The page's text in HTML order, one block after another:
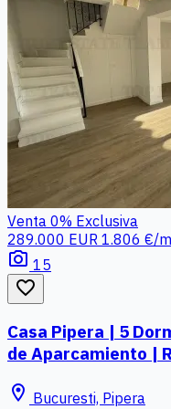
Venta 0% Exclusiva
289.000 EUR 1.806 €/
photo_camera 15
favorite_border
Casa Pipera | 5
de Aparcamiento |
location_on Bucuresti, Pipera